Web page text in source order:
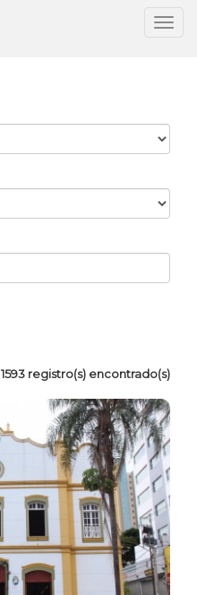
1593 registro(s) encontrado(s)